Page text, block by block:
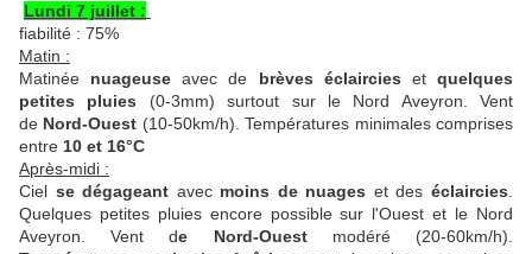
Lundi 7 juillet :
fiabilité : 75%
Matin :
Matinée nuageuse avec de brèves éclaircies etquelques
petites pluies (0-3mm) surtout sur le Nord Aveyron. Vent
de Nord-Ouest (10-50km/h). Températures minimales comprises
entre 10 et 16°C
Après-midi :
Ciel se dégageant avec moins de nuages et des éclaircies
Quelques petites pluies encore possible sur l'Ouest et le Nord
Aveyron. Vent de Nord-Ouestmodéré (20-60km/h).